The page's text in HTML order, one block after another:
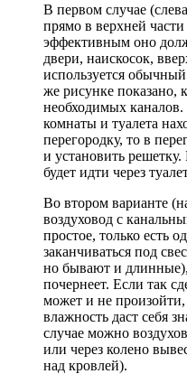
В первом случае
прямо в верхней
эффективным оно
двери, наискосок,
используется
же рисунке показано,
необходимых
комнаты и туалета
перегородку, то в
и установить
будет идти через
Во втором варианте
воздуховод с
простое, только есть
заканчиваться под
но бывают и длинные),
почернеет. Если так
может и не
влажность даст себя
случае можно
или через колено
над кровлей).